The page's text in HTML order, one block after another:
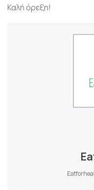
Καλή όρεξη!